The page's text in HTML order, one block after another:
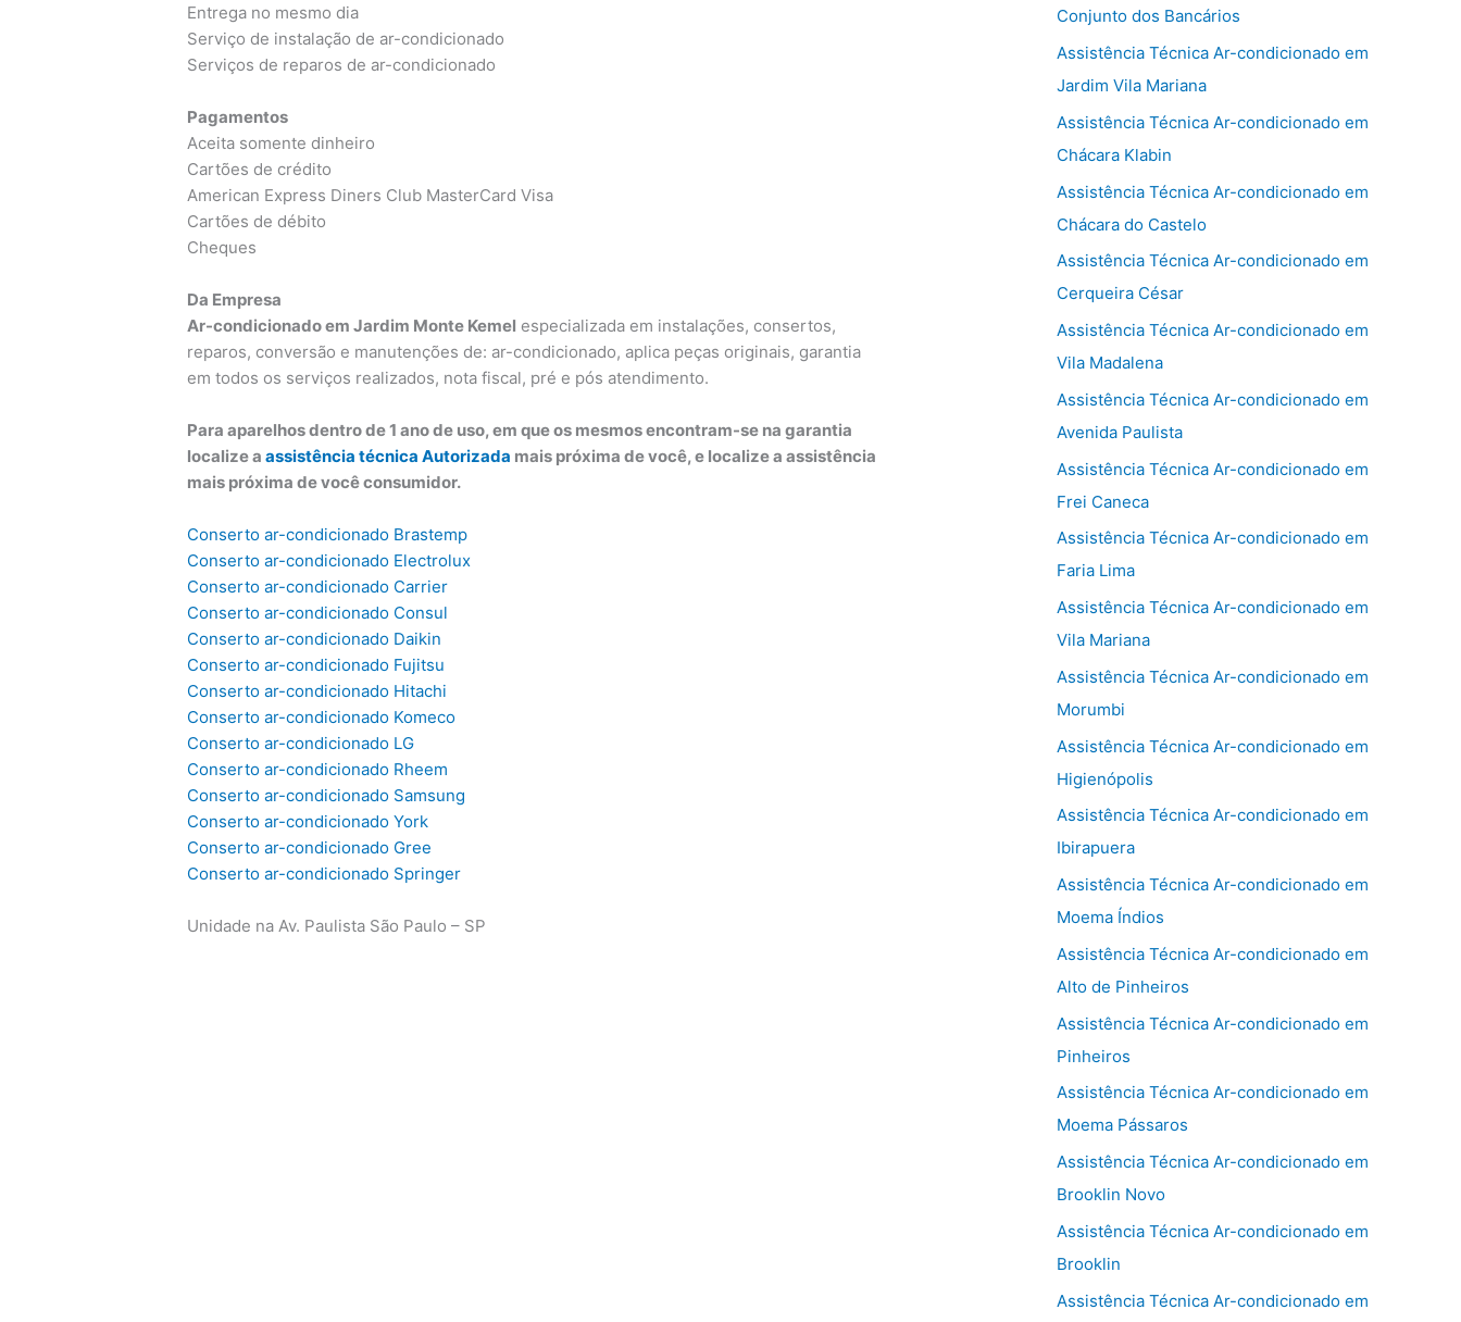
Entrega no mesmo dia
Serviço de instalação de ar-condicionado
Serviços de reparos de ar-condicionado
Pagamentos
Aceita somente dinheiro
Cartões de crédito
American Express Diners Club MasterCard Visa
Cartões de débito
Cheques
Da Empresa
Ar-condicionado em Jardim Monte Kemel especializada em instalações, consertos,
reparos, conversão e manutenções de: ar-condicionado, aplica peças originais, garantia
em todos os serviços realizados, nota fiscal, pré e pós atendimento.
Para aparelhos dentro de 1 ano de uso, em que os mesmos encontram-se na garantia
localize aassistência técnica Autorizada mais próxima de você, e localize a assistência
mais próxima de você consumidor.
Conserto ar-condicionado Brastemp
Conserto ar-condicionado Electrolux
Conserto ar-condicionado Carrier
Conserto ar-condicionado Consul
Conserto ar-condicionado Daikin
Conserto ar-condicionado Fujitsu
Conserto ar-condicionado Hitachi
Conserto ar-condicionado Komeco
Conserto ar-condicionado LG
Conserto ar-condicionado Rheem
Conserto ar-condicionado Samsung
Conserto ar-condicionado York
Conserto ar-condicionado Gree
Conserto ar-condicionado Springer
Unidade na Av. Paulista São Paulo – SP
Conjunto dos Bancários
Assistência Técnica Ar-condicionado em
Jardim Vila Mariana
Assistência Técnica Ar-condicionado em
Chácara Klabin
Assistência Técnica Ar-condicionado em
Chácara do Castelo
Assistência Técnica Ar-condicionado em
Cerqueira César
Assistência Técnica Ar-condicionado em
Vila Madalena
Assistência Técnica Ar-condicionado em
Avenida Paulista
Assistência Técnica Ar-condicionado em
Frei Caneca
Assistência Técnica Ar-condicionado em
Faria Lima
Assistência Técnica Ar-condicionado em
Vila Mariana
Assistência Técnica Ar-condicionado em
Morumbi
Assistência Técnica Ar-condicionado em
Higienópolis
Assistência Técnica Ar-condicionado em
Ibirapuera
Assistência Técnica Ar-condicionado em
Moema Índios
Assistência Técnica Ar-condicionado em
Alto de Pinheiros
Assistência Técnica Ar-condicionado em
Pinheiros
Assistência Técnica Ar-condicionado em
Moema Pássaros
Assistência Técnica Ar-condicionado em
Brooklin Novo
Assistência Técnica Ar-condicionado em
Brooklin
Assistência Técnica Ar-condicionado em